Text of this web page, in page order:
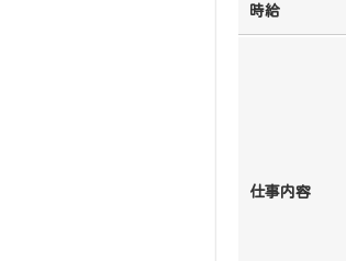
時給
仕事内容